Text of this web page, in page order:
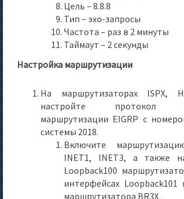
Цель – 8.8.8
Тип – эхо-запросы
Частота – раз в 2 минуты
Таймаут – 2 секунды
Настройка маршрутизации
На маршрутизаторах ISPX,
настройте протокол
маршрутизации EIGRP с
системы 2018.
Включите
INET1, INET3, а также
Loopback100
интерфейсах Loopback101
маршрутизатора BR3X.